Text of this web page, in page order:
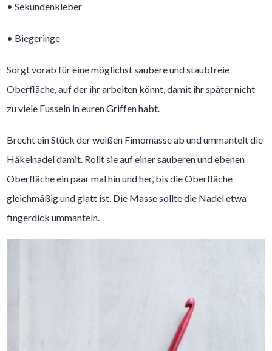
• Sekundenkleber
• Biegeringe
Sorgt vorab für eine möglichst saubere und staubfreie
Oberfläche, auf der ihr arbeiten könnt, damit ihr später nicht
zu viele Fusseln in euren Griffen habt.
Brecht ein Stück der weißen Fimomasse ab und ummantelt die
Häkelnadel damit. Rollt sie auf einer sauberen und ebenen
Oberfläche ein paar mal hin und her, bis die Oberfläche
gleichmäßig und glatt ist. Die Masse sollte die Nadel etwa
fingerdick ummanteln.